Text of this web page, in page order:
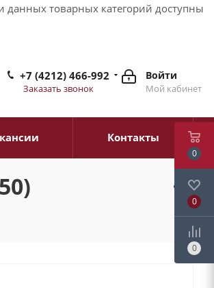
данных товарных категорий доступны
Войти
Мой кабинет
+7 (4212) 466-992
Заказать звонок
Контакты
0
0
0